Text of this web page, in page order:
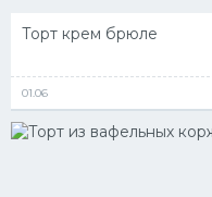
Торт крем брюле
01.06